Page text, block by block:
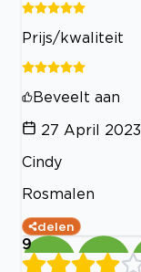
Prijs/kwaliteit
Beveelt aan
27 April 2023
Cindy
Rosmalen
delen
9